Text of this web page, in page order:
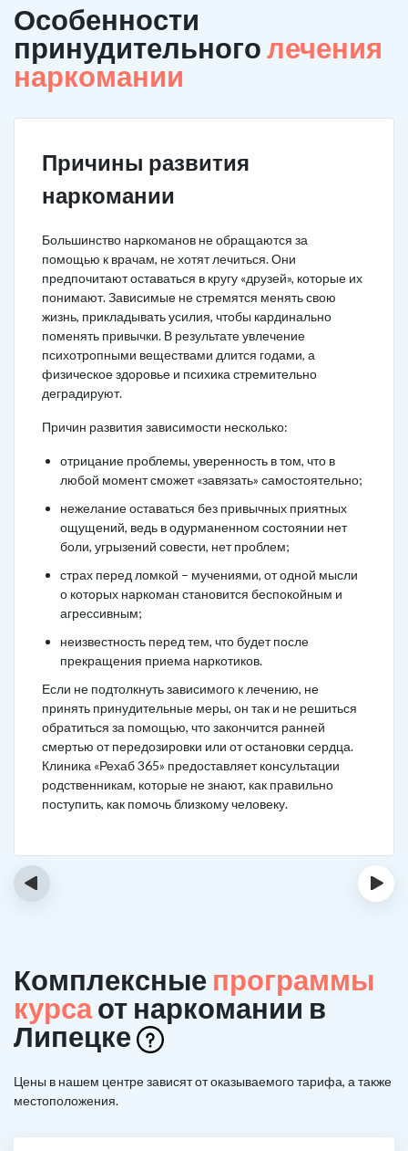
Особенности
принудительноголечения
наркомании
Причины развития
наркомании
Большинство наркоманов не обращаются за
помощью к врачам, не хотят лечиться. Они
предпочитают оставаться в кругу «друзей», которые их
понимают. Зависимые не стремятся менять свою
жизнь, прикладывать усилия, чтобы кардинально
поменять привычки. В результате увлечение
психотропными веществами длится годами, а
физическое здоровье и психика стремительно
деградируют.
Причин развития зависимости несколько:
отрицание проблемы, уверенность в том, что в
любой момент сможет «завязать» самостоятельно;
нежелание оставаться без привычных приятных
ощущений, ведь в одурманенном состоянии нет
боли, угрызений совести, нет проблем;
страх перед ломкой – мучениями, от одной мысли
о которых наркоман становится беспокойным и
агрессивным;
неизвестность перед тем, что будет после
прекращения приема наркотиков.
Если не подтолкнуть зависимого к лечению, не
принять принудительные меры, он так и не решиться
обратиться за помощью, что закончится ранней
смертью от передозировки или от остановки сердца.
Клиника «Рехаб 365» предоставляет консультации
родственникам, которые не знают, как правильно
поступить, как помочь близкому человеку.
‹ ›
Комплексные программы
курсаот наркомании в
Липецке
Цены в нашем центре зависят от оказываемого тарифа, а также
местоположения.